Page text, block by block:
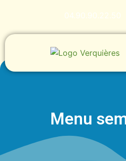
04.90.90.22.50
Menu